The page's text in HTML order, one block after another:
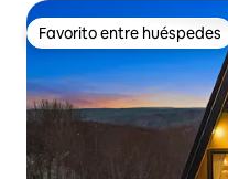
Favorito entre huéspedes
Favorito entre huéspedes